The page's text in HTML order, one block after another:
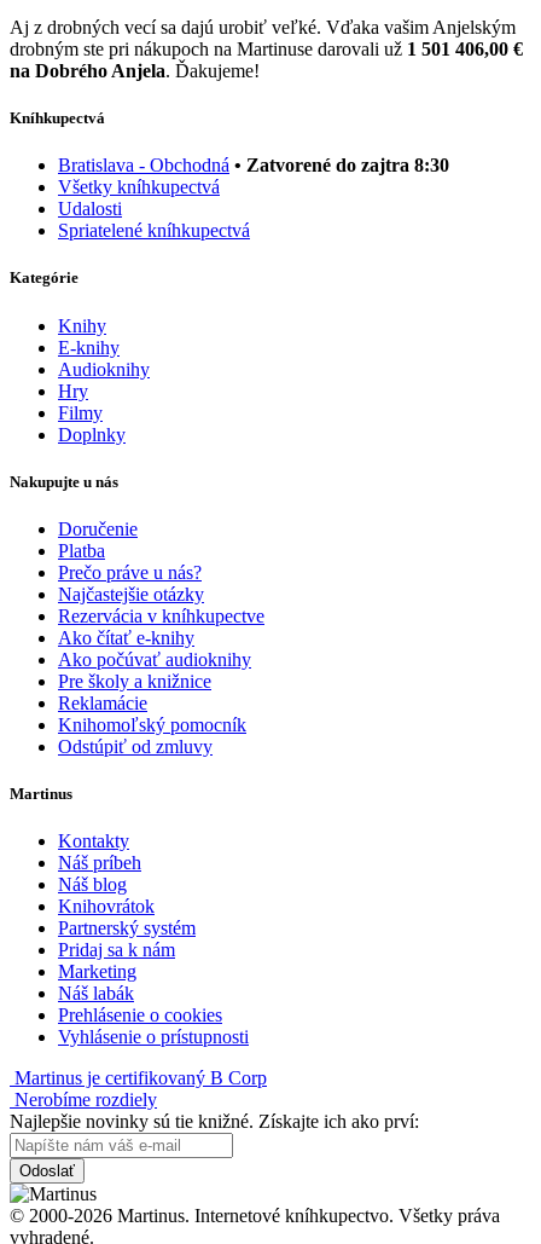
Aj z drobných vecí sa dajú urobiť veľké. Vďaka vašim Anjelským
drobným ste pri nákupoch na Martinuse darovali už 1 501 406,00 €
na Dobrého Anjela. Ďakujeme!
Kníhkupectvá
Bratislava - Obchodná • Zatvorené do zajtra 8:30
Všetky kníhkupectvá
Udalosti
Spriatelené kníhkupectvá
Kategórie
Knihy
E-knihy
Audioknihy
Hry
Filmy
Doplnky
Nakupujte u nás
Doručenie
Platba
Prečo práve u nás?
Najčastejšie otázky
Rezervácia v kníhkupectve
Ako čítať e-knihy
Ako počúvať audioknihy
Pre školy a knižnice
Reklamácie
Knihomoľský pomocník
Odstúpiť od zmluvy
Martinus
Kontakty
Náš príbeh
Náš blog
Knihovrátok
Partnerský systém
Pridaj sa k nám
Marketing
Náš labák
Prehlásenie o cookies
Vyhlásenie o prístupnosti
Martinus je certifikovaný B Corp
Nerobíme rozdiely
Najlepšie novinky sú tie knižné. Získajte ich ako prví:
Odoslať
© 2000-2026 Martinus. Internetové kníhkupectvo. Všetky práva
vyhradené.